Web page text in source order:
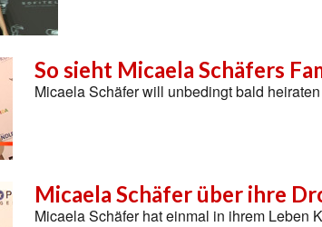
So sieht Micaela Schäfers
Micaela Schäfer will unbedingt bald
Micaela Schäfer über ihre
Micaela Schäfer hat einmal in ihrem Leben